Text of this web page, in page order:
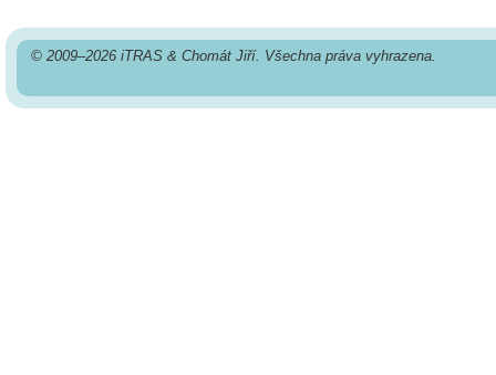
© 2009–2026 iTRAS & Chomát Jiří. Všechna práva vyhrazena.